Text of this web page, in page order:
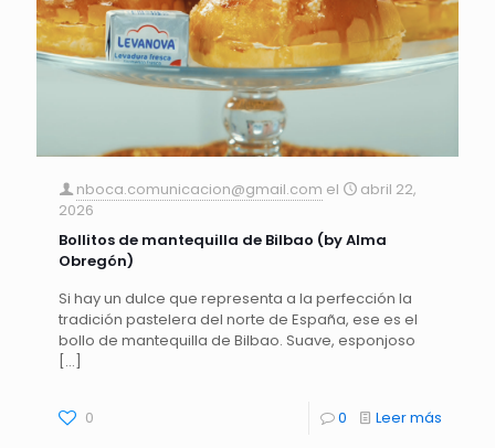
nboca.comunicacion@gmail.com el
abril 22,
2026
Bollitos de mantequilla de Bilbao (by Alma
Obregón)
Si hay un dulce que representa a la perfección la
tradición pastelera del norte de España, ese es el
bollo de mantequilla de Bilbao. Suave, esponjoso
[…]
0 0 Leer más